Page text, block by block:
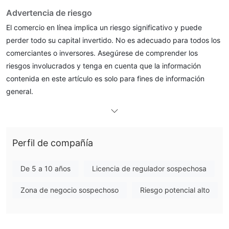
Advertencia de riesgo
El comercio en línea implica un riesgo significativo y puede
perder todo su capital invertido. No es adecuado para todos los
comerciantes o inversores. Asegúrese de comprender los
riesgos involucrados y tenga en cuenta que la información
contenida en este artículo es solo para fines de información
general.
un corredor en línea no regulado
fundado en 2019 y establecido en Liverpool Street,
primas, índices, acciones, criptomonedas y CFD Trading. el
Perfil de compañía
De 5 a 10 años Licencia de regulador sospechosa
Zona de negocio sospechoso Riesgo potencial alto